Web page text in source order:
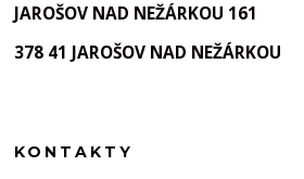
JAROŠOV NAD NEŽÁRKOU 161
378 41 JAROŠOV NAD NEŽÁRKOU
KONTAKTY